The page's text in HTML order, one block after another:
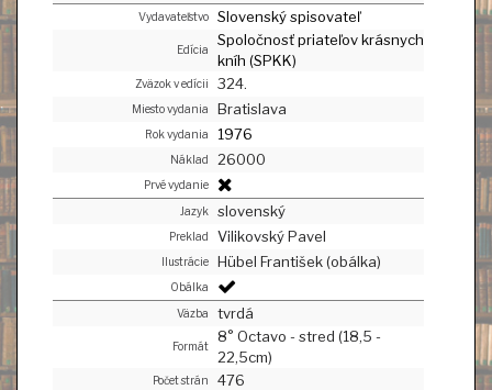
Vydavateľstvo
Slovenský spisovateľ
Edícia
Spoločnosť priateľov krásnych
kníh (SPKK)
Zväzok v edícii 324.
Miesto vydania Bratislava
Rok vydania 1976
Náklad 26000
Prvé vydanie
Jazyk
slovenský
Preklad Vilikovský Pavel
Ilustrácie Hübel František (obálka)
Obálka
Väzba
tvrdá
Formát
8° Octavo - stred (18,5 -
22,5cm)
Počet strán 476